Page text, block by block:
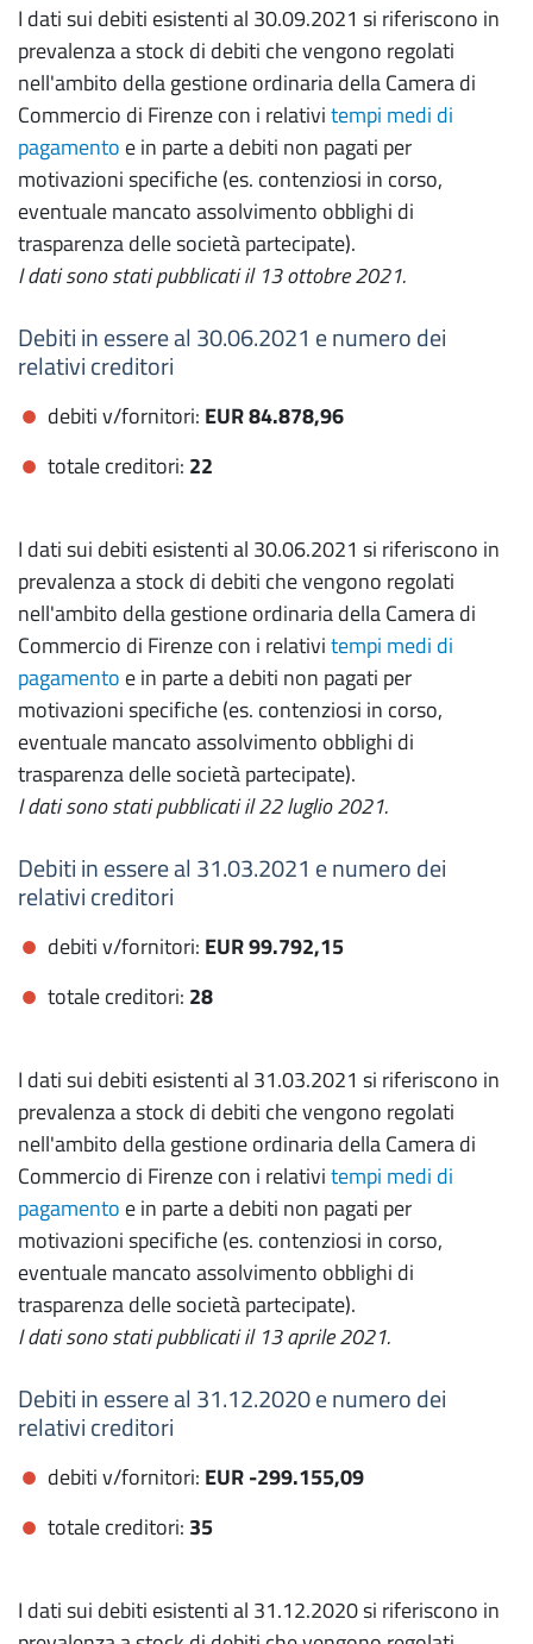
I dati sui debiti esistenti al 30.09.2021 si riferiscono in
prevalenza a stock di debiti che vengono regolati
nell'ambito della gestione ordinaria della Camera di
Commercio di Firenze con i relativitempi medi di
pagamento e in parte a debiti non pagati per
motivazioni specifiche (es. contenziosi in corso,
eventuale mancato assolvimento obblighi di
trasparenza delle società partecipate).
I dati sono stati pubblicati il 13 ottobre 2021.
Debiti in essere al 30.06.2021 e numero dei
relativi creditori
debiti v/fornitori: EUR 84.878,96
totale creditori: 22
I dati sui debiti esistenti al 30.06.2021 si riferiscono in
prevalenza a stock di debiti che vengono regolati
nell'ambito della gestione ordinaria della Camera di
Commercio di Firenze con i relativitempi medi di
pagamento e in parte a debiti non pagati per
motivazioni specifiche (es. contenziosi in corso,
eventuale mancato assolvimento obblighi di
trasparenza delle società partecipate).
I dati sono stati pubblicati il 22 luglio 2021.
Debiti in essere al 31.03.2021 e numero dei
relativi creditori
debiti v/fornitori: EUR99.792,15
totale creditori: 28
I dati sui debiti esistenti al 31.03.2021 si riferiscono in
prevalenza a stock di debiti che vengono regolati
nell'ambito della gestione ordinaria della Camera di
Commercio di Firenze con i relativitempi medi di
pagamento e in parte a debiti non pagati per
motivazioni specifiche (es. contenziosi in corso,
eventuale mancato assolvimento obblighi di
trasparenza delle società partecipate).
I dati sono stati pubblicati il 13 aprile 2021.
Debiti in essere al 31.12.2020 e numero dei
relativi creditori
debiti v/fornitori: EUR-299.155,09
totale creditori: 35
I dati sui debiti esistenti al 31.12.2020 si riferiscono in